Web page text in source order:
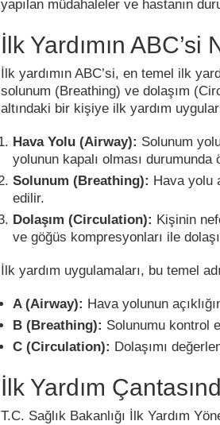
yapılan müdahaleler ve hastanın
İlk Yardımın ABC’si
İlk yardımın ABC’si, en temel ilk
solunum (Breathing) ve dolaşım
altındaki bir kişiye ilk yardım
Hava Yolu (Airway): Solunum
yolunun kapalı olması
Solunum (Breathing): Hava yolu
edilir.
Dolaşım (Circulation): Kişinin
ve göğüs kompresyonları ile
İlk yardım uygulamaları, bu temel
A (Airway): Hava yolunun
B (Breathing): Solunumu kontrol
C (Circulation): Dolaşımı
İlk Yardım
T.C. Sağlık Bakanlığı İlk Yardım